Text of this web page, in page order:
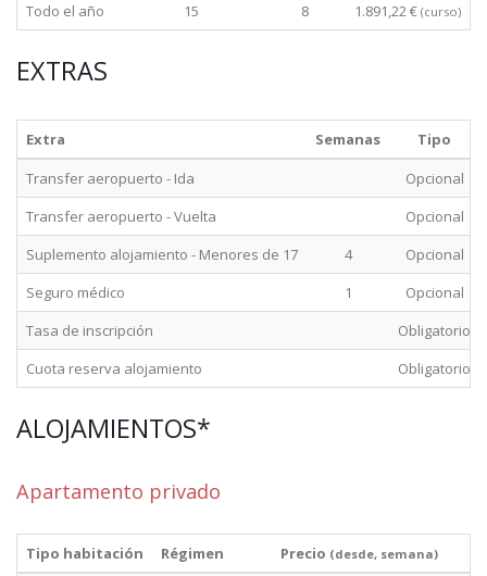
Todo el año 15 8 1.891,22 € (curso)
EXTRAS
Extra Semanas
Tipo
Transfer aeropuerto - Ida
Opcional
Transfer aeropuerto - Vuelta
Opcional
Suplemento alojamiento - Menores de 17
4
Opcional
Seguro médico
1
Opcional
Tasa de inscripción
Obligatorio
Cuota reserva alojamiento
Obligatorio
ALOJAMIENTOS*
Apartamento privado
Tipo habitación Régimen Precio (desde, semana)